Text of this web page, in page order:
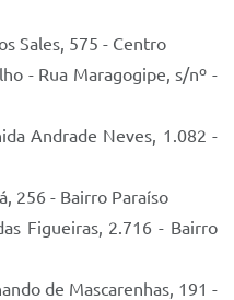
Sales, 575 - Centro
- Rua Maragogipe, s/nº -
Andrade Neves, 1.082 -
256 - Bairro Paraíso
Figueiras, 2.716 - Bairro
de Mascarenhas, 191 -